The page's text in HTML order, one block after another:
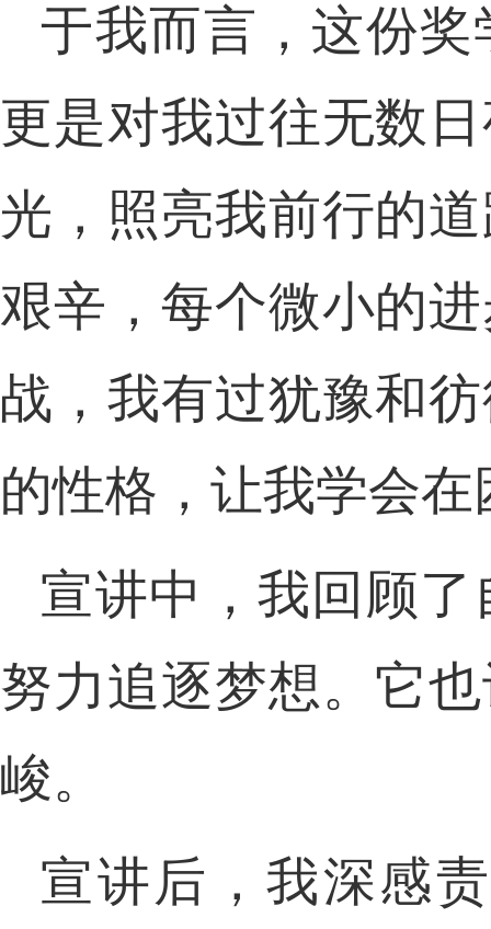
于我而言，这份
更是对我过往无数
光，照亮我前行的
艰辛，每个微小的
战，我有过犹豫和
的性格，让我学会
宣讲中，我回顾
努力追逐梦想。它
峻。
宣讲后，我深感